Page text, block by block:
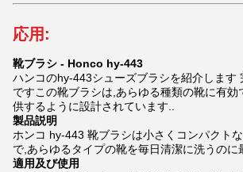
応用:
靴ブラシ - Honco hy-443
ハンコのhy-443シューズブラシを紹介します
ですこの靴ブラシは,あらゆる種類の靴に有効
供するように設計されています..
製品説明
ホンコ hy-443 靴ブラシは小さくコンパクト
で,あらゆるタイプの靴を毎日清潔に洗うのに
適用及び使用